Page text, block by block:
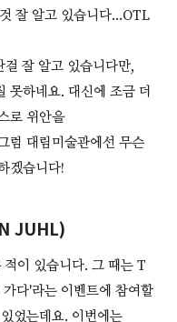
잘 알고 있습니다...OTL
잘 알고 있습니다만,
못하네요. 대신에 조금 더
로 위안을
럼 대림미술관에선 무슨
겠습니다!
JUHL)
이 있습니다. 그 때는 T
다'라는 이벤트에 참여할
었는데요. 이번에는